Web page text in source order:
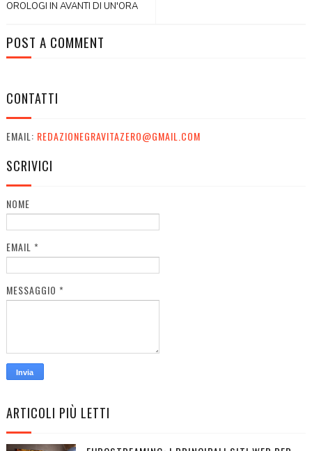
OROLOGI IN AVANTI DI UN'ORA
POST A COMMENT
CONTATTI
EMAIL: REDAZIONEGRAVITAZERO@GMAIL.COM
SCRIVICI
NOME
EMAIL *
MESSAGGIO *
ARTICOLI PIÙ LETTI